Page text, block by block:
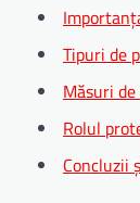
Tipuri de
Măsuri
Rolul
Concluzii